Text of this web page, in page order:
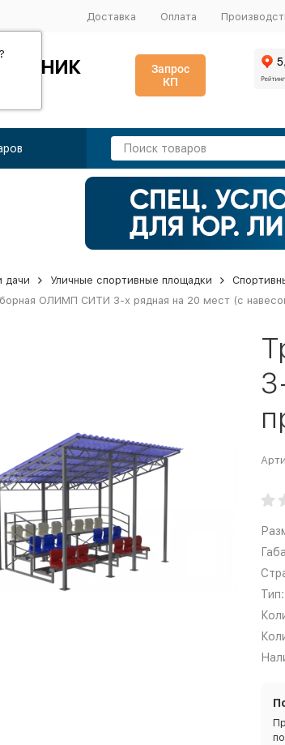
?
Доставка Оплата
ТУРНИК
Запрос
КП
дачи Уличные спортивные площадки
ОЛИМП СИТИ 3-х рядная на 20 мест (с
Тип: